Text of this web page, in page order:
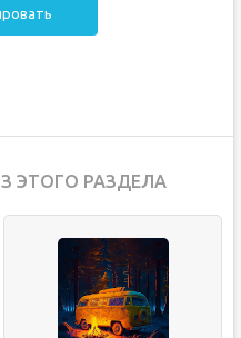
ЭТОГО РАЗДЕЛА